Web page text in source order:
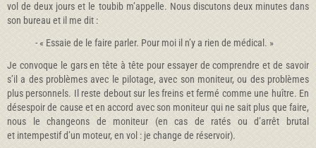
vol de deux jours et le toubib m’appelle. Nous discutons deux minutes dans
son bureau et il me dit :
- « Essaie de le faire parler. Pour moi il n’y a rien de médical. »
Je convoque le gars en tête à tête pour essayer de comprendre et de savoir
s’il a des problèmes avec le pilotage, avec son moniteur, ou des problèmes
plus personnels. Il reste debout sur les freins et fermé comme une huître. En
désespoir de cause et en accord avec son moniteur qui ne sait plus que faire,
nous le changeons de moniteur (en cas de ratés ou d’arrêt brutal
et intempestif d’un moteur, en vol : je change de réservoir).